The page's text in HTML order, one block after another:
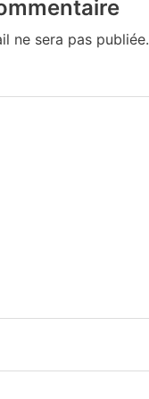
ne sera pas publiée.